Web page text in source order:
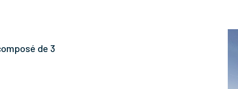
de 3